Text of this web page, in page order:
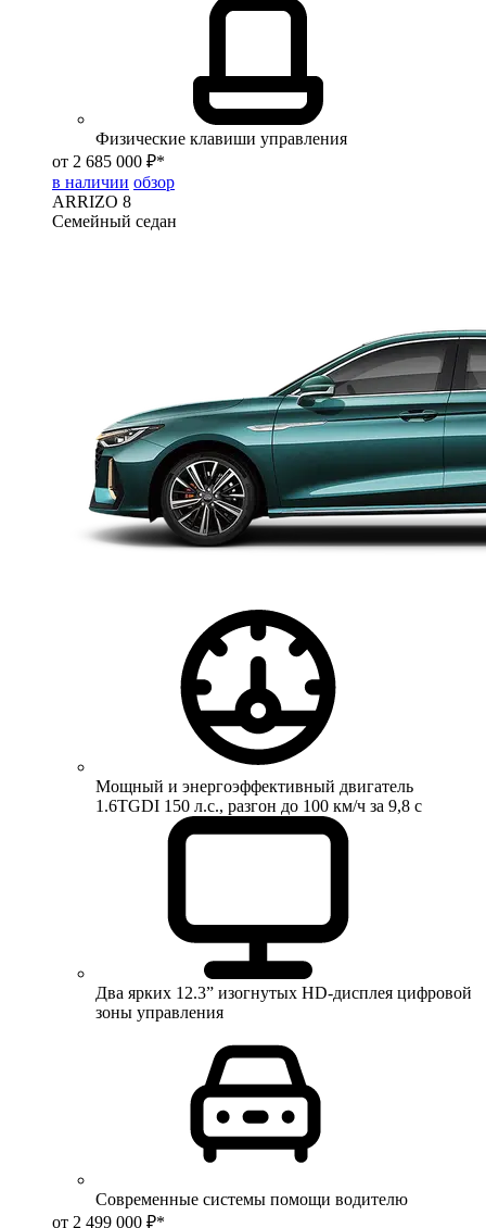
Физические клавиши управления
от 2 685 000 ₽*
в наличии обзор
ARRIZO 8
Семейный седан
Мощный и энергоэффективный двигатель
1.6TGDI 150 л.с., разгон до 100 км/ч за 9,8 с
Два ярких 12.3” изогнутых HD-дисплея цифровой
зоны управления
Современные системы помощи водителю
от 2 499 000 ₽*